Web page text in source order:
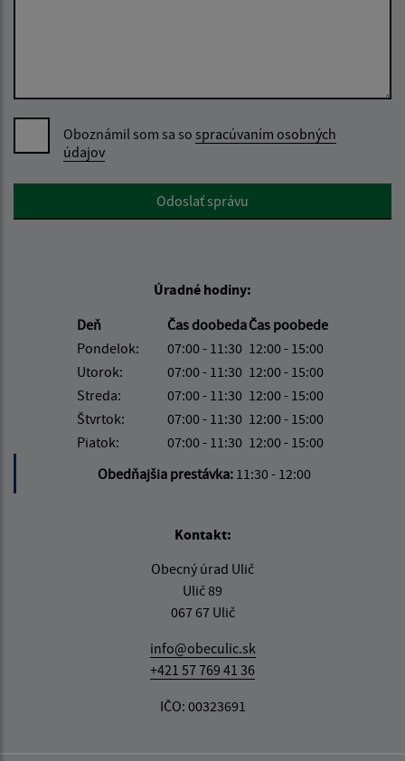
Oboznámil som sa so spracúvaním osobných
údajov
Google reCaptcha ResponseOdoslať správu
Úradné hodiny:
Deň
Čas doobedaČas poobede
Pondelok:
07:00 - 11:30 12:00 - 15:00
Utorok:
07:00 - 11:30 12:00 - 15:00
Streda:
07:00 - 11:30 12:00 - 15:00
Štvrtok:
07:00 - 11:30 12:00 - 15:00
Piatok:
07:00 - 11:30 12:00 - 15:00
Obedňajšia prestávka: 11:30 - 12:00
Kontakt:
Obecný úrad Ulič
Ulič 89
067 67 Ulič
info@obeculic.sk
+421 57 769 41 36
IČO: 00323691